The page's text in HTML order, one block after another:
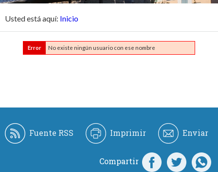
Usted está aquí: Inicio
Error No existe ningún usuario con ese nombre
Fuente RSS Imprimir Enviar
Compartir